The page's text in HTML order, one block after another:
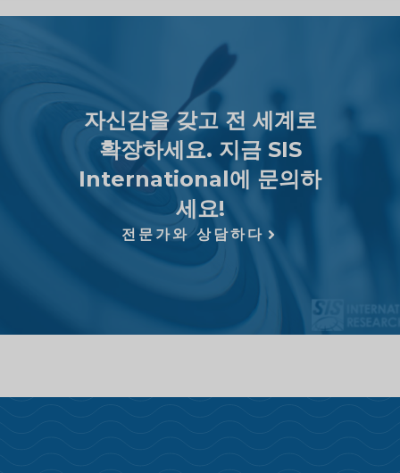
자신감을 갖고 전 세계로
확장하세요. 지금 SIS
International에 문의하
세요!
전문가와 상담하다